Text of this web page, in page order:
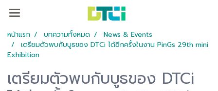
หน้าแรก บทความทั้งหมด
News & Events
เตรียมตัวพบกับบูธของ DTCi ได้อีกครั้งในงาน PinGs 29th mini
Exhibition
เตรียมตัวพบกับบูธของ DTCi